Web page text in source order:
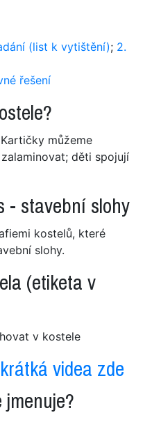
(list k vytištění); 2.
řešení
Kartičky můžeme
děti spojují
- stavební slohy
kostelů, které
slohy.
(etiketa v
v kostele
krátká videa zde